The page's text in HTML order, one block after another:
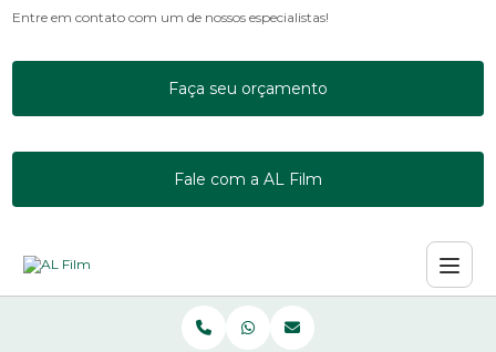
Entre em contato com um de nossos especialistas!
Faça seu orçamento
Fale com a AL Film